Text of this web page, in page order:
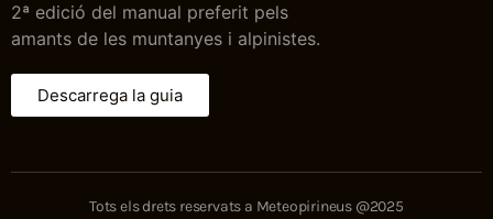
2ª edició del manual preferit pels
amants de les muntanyes i alpinistes.
Descarrega la guia
Tots els drets reservats a Meteopirineus @2025